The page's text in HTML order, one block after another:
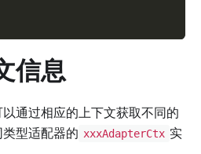
信息
通过相应的上下文获取不同的
型适配器的 xxxAdapterCtx 实